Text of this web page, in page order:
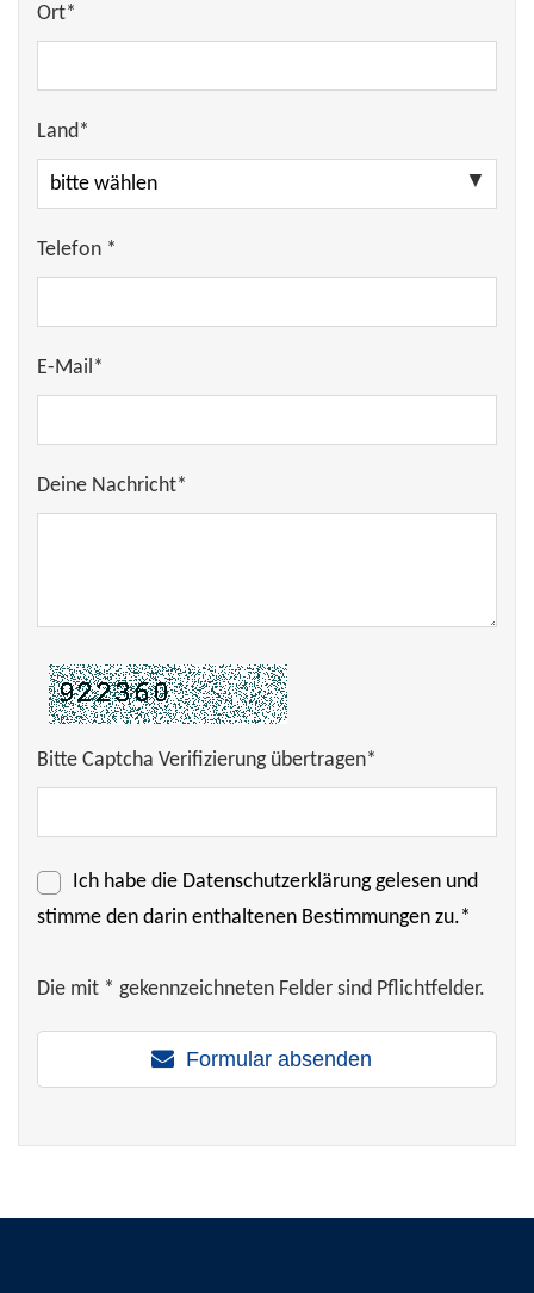
Ort*
Land*
Telefon *
E-Mail*
Deine Nachricht*
Bitte Captcha Verifizierung übertragen*
Ich habe die Datenschutzerklärunggelesen und
stimme den darin enthaltenen Bestimmungen zu.*
Die mit * gekennzeichneten Felder sind Pflichtfelder.
Formular absenden